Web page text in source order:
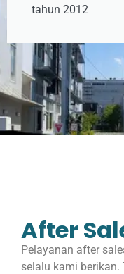
tahun 2012
After
Pelayanan after
selalu kami berikan.